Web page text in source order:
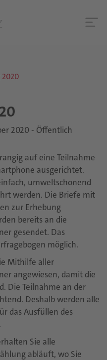
2020 - Öffentlich
auf eine Teilnahme
ausgerichtet.
umweltschonend
werden. Die Briefe mit
zur Erhebung
bereits an die
gesendet. Das
möglich.
Mithilfe aller
angewiesen, damit die
Die Teilnahme an der
Deshalb werden alle
das Ausfüllen des
Sie alle
abläuft, wo Sie